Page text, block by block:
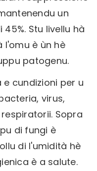
un
Stu livellu hà
l'omu è ùn hè
patogenu.
e cundizioni per u
virus,
Sopra
di fungi è
di l'umidità hè
è a salute.